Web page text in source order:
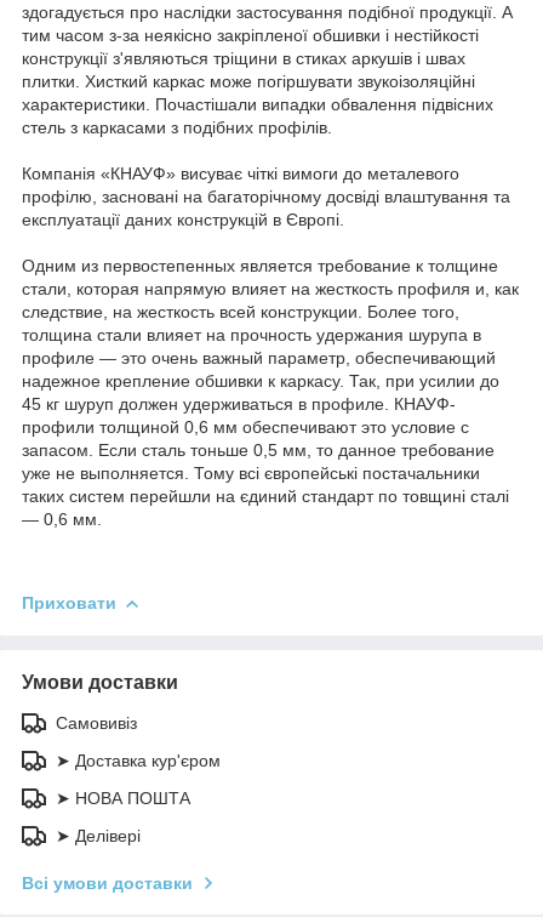
здогадується про наслідки застосування подібної продукції. А
тим часом з-за неякісно закріпленої обшивки і нестійкості
конструкції з'являються тріщини в стиках аркушів і швах
плитки. Хисткий каркас може погіршувати звукоізоляційні
характеристики. Почастішали випадки обвалення підвісних
стель з каркасами з подібних профілів.
Компанія «КНАУФ» висуває чіткі вимоги до металевого
профілю, засновані на багаторічному досвіді влаштування та
експлуатації даних конструкцій в Європі.
Одним из первостепенных является требование к толщине
стали, которая напрямую влияет на жесткость профиля и, как
следствие, на жесткость всей конструкции. Более того,
толщина стали влияет на прочность удержания шурупа в
профиле — это очень важный параметр, обеспечивающий
надежное крепление обшивки к каркасу. Так, при усилии до
45 кг шуруп должен удерживаться в профиле. КНАУФ-
профили толщиной 0,6 мм обеспечивают это условие с
запасом. Если сталь тоньше 0,5 мм, то данное требование
уже не выполняется. Тому всі європейські постачальники
таких систем перейшли на єдиний стандарт по товщині сталі
— 0,6 мм.
Приховати
Умови доставки
Самовивіз
➤ Доставка кур'єром
➤ НОВА ПОШТА
➤ Делівері
Всі умови доставки